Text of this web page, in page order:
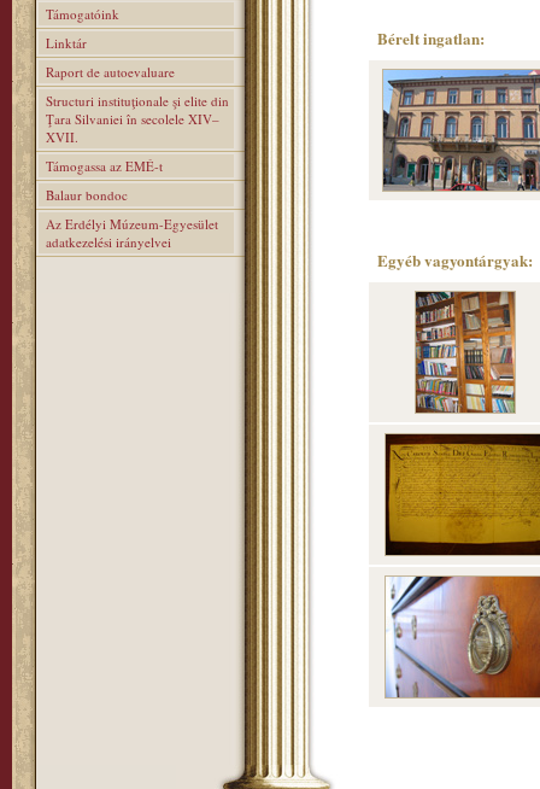
Támogatóink
Linktár
Raport de autoevaluare
Structuri instituţionale şi elite din
Ţara Silvaniei în secolele XIV–
XVII.
Támogassa az EMÉ-t
Balaur bondoc
Az Erdélyi Múzeum-Egyesület
adatkezelési irányelvei
Bérelt ingatlan:
Egyéb vagyontárgyak: